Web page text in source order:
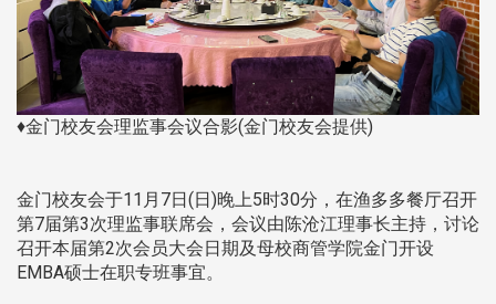
♦金门校友会理监事会议合影(金门校友会提供)
金门校友会于11月7日(日)晚上5时30分，在渔多多餐厅召开
第7届第3次理监事联席会，会议由陈沧江理事长主持，讨论
召开本届第2次会员大会日期及母校商管学院金门开设
EMBA硕士在职专班事宜。